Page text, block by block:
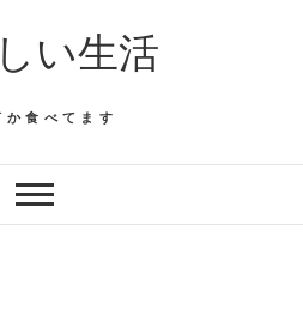
い生活
か食べてます